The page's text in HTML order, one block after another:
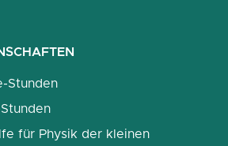
Stunden
für Physik der kleinen